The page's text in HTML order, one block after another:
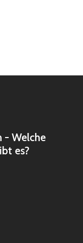
- Welche
es?